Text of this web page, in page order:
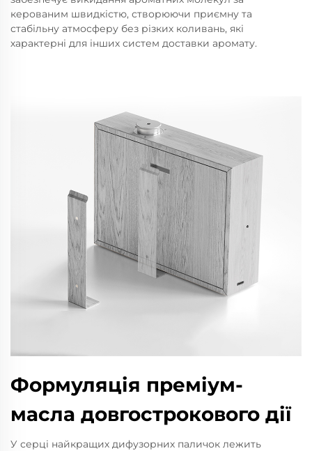
керованим швидкістю, створюючи приємну та
стабільну атмосферу без різких коливань, які
характерні для інших систем доставки аромату.
Формуляція преміум-
масла довгострокового дії
У серці найкращих дифузорних паличок лежить